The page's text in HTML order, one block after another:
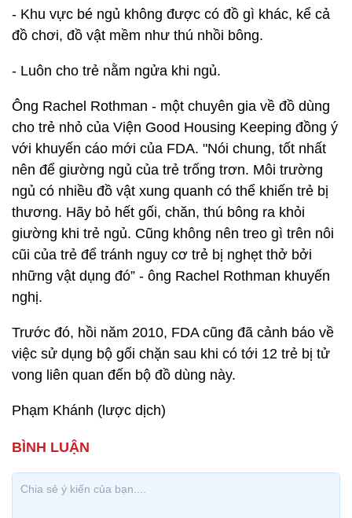
- Khu vực bé ngủ không được có đồ gì khác, kể cả
đồ chơi, đồ vật mềm như thú nhồi bông.
- Luôn cho trẻ nằm ngửa khi ngủ.
Ông Rachel Rothman - một chuyên gia về đồ dùng
cho trẻ nhỏ của Viện Good Housing Keeping đồng ý
với khuyến cáo mới của FDA. "Nói chung, tốt nhất
nên để giường ngủ của trẻ trống trơn. Môi trường
ngủ có nhiều đồ vật xung quanh có thể khiến trẻ bị
thương. Hãy bỏ hết gối, chăn, thú bông ra khỏi
giường khi trẻ ngủ. Cũng không nên treo gì trên nôi
cũi của trẻ để tránh nguy cơ trẻ bị nghẹt thở bởi
những vật dụng đó” - ông Rachel Rothman khuyến
nghị.
Trước đó, hồi năm 2010, FDA cũng đã cảnh báo về
việc sử dụng bộ gối chặn sau khi có tới 12 trẻ bị tử
vong liên quan đến bộ đồ dùng này.
Phạm Khánh (lược dịch)